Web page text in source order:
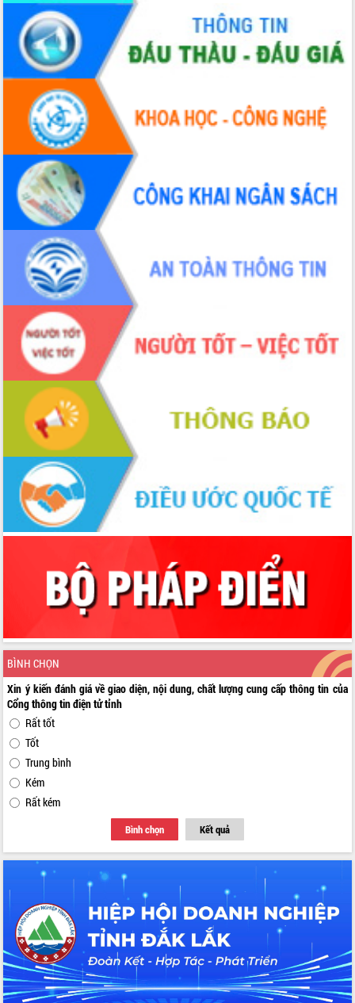
BÌNH CHỌN
Xin ý kiến đánh giá về giao diện, nội dung, chất lượng cung cấp thông tin của
Cổng thông tin điện tử tỉnh
Rất tốt
Tốt
Trung bình
Kém
Rất kém
Bình chọn Kết quả